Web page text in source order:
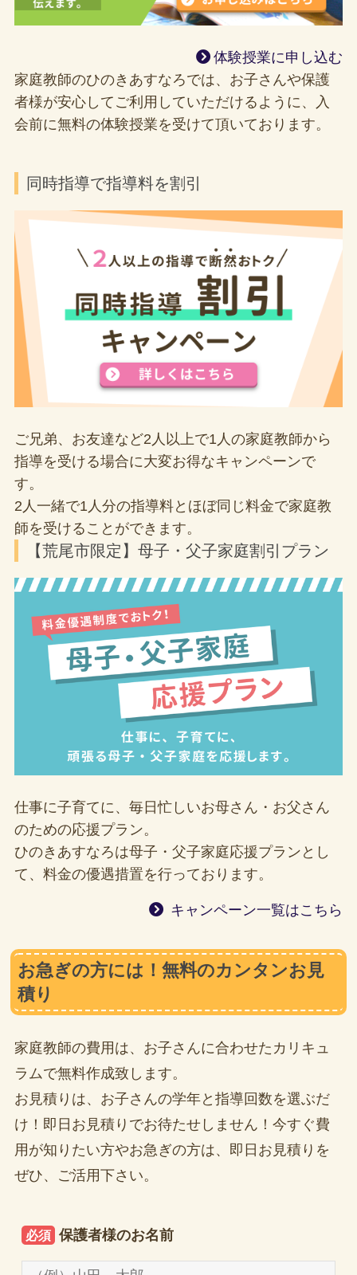
体験授業に申し込む
家庭教師のひのきあすなろでは、お子さんや保護
者様が安心してご利用していただけるように、入
会前に無料の体験授業を受けて頂いております。
同時指導で指導料を割引
ご兄弟、お友達など2人以上で1人の家庭教師から
指導を受ける場合に大変お得なキャンペーンで
す。
2人一緒で1人分の指導料とほぼ同じ料金で家庭教
師を受けることができます。
【荒尾市限定】母子・父子家庭割引プラン
仕事に子育てに、毎日忙しいお母さん・お父さん
のための応援プラン。
ひのきあすなろは母子・父子家庭応援プランとし
て、料金の優遇措置を行っております。
キャンペーン一覧はこちら
お急ぎの方には！無料のカンタンお見
積り
家庭教師の費用は、お子さんに合わせたカリキュ
ラムで無料作成致します。
お見積りは、お子さんの学年と指導回数を選ぶだ
け！即日お見積りでお待たせしません！今すぐ費
用が知りたい方やお急ぎの方は、即日お見積りを
ぜひ、ご活用下さい。
必須 保護者様のお名前